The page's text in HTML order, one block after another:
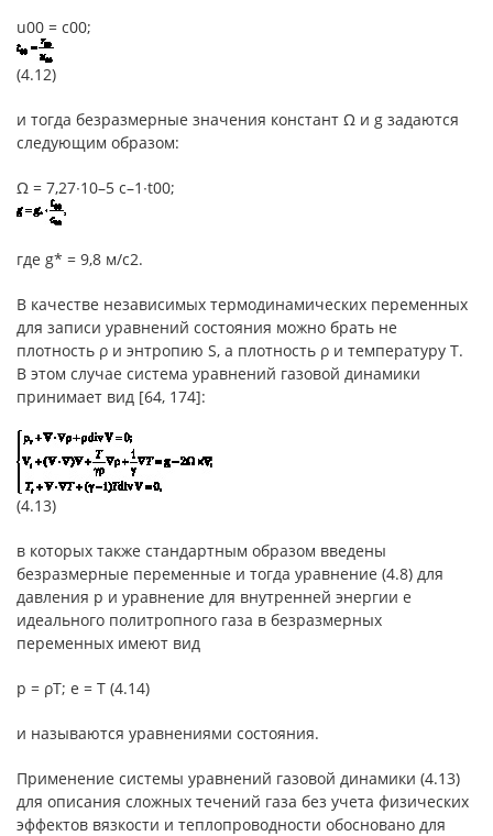
u00 = c00;
(4.12)
и тогда безразмерные значения констант Ω и g задаются
следующим образом:
Ω = 7,27∙10–5 c–1∙t00;
где g* = 9,8 м/с2.
В качестве независимых термодинамических переменных
для записи уравнений состояния можно брать не
плотность ρ и энтропию S, а плотность ρ и температуру T.
В этом случае система уравнений газовой динамики
принимает вид [64, 174]:
(4.13)
в которых также стандартным образом введены
безразмерные переменные и тогда уравнение (4.8) для
давления p и уравнение для внутренней энергии e
идеального политропного газа в безразмерных
переменных имеют вид
p = ρT; e = T (4.14)
и называются уравнениями состояния.
Применение системы уравнений газовой динамики (4.13)
для описания сложных течений газа без учета физических
эффектов вязкости и теплопроводности обосновано для